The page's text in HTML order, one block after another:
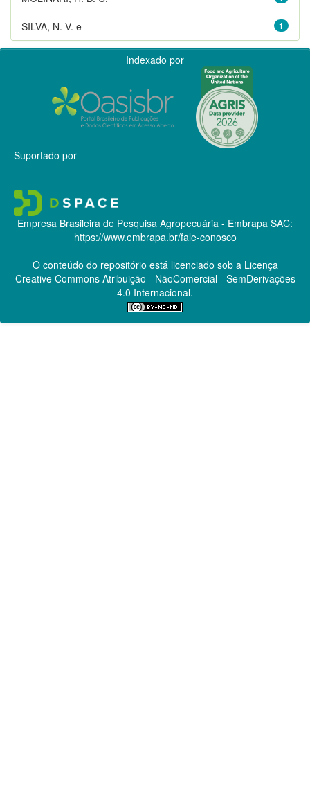
1
SILVA, N. V. e
Indexado por
Suportado por
Empresa Brasileira de Pesquisa Agropecuária - Embrapa SAC:
https://www.embrapa.br/fale-conosco
O conteúdo do repositório está licenciado sob a Licença
Creative CommonsAtribuição - NãoComercial - SemDerivações
4.0 Internacional.